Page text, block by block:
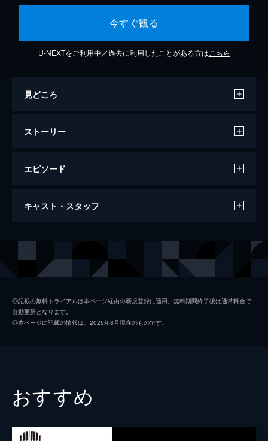
今すぐ観る
U-NEXTをご利用中／過去に利用したことがある方は こちら
見どころ
ストーリー
エピソード
レッド・ツェッペリン：ホール・ロッタ・
キャスト・スタッフ
◎記載の無料トライアルは本ページ経由の新規登録に適用。無料期間終了後は通常料金で
自動更新となります。
◎本ページに記載の情報は、2026年8月現在のものです。
おすすめ